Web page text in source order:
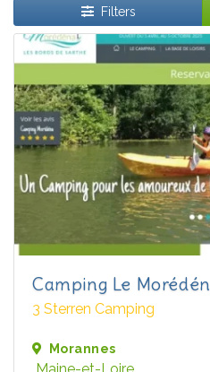
Filters
Camping Le
3 Sterren Camping
Morannes